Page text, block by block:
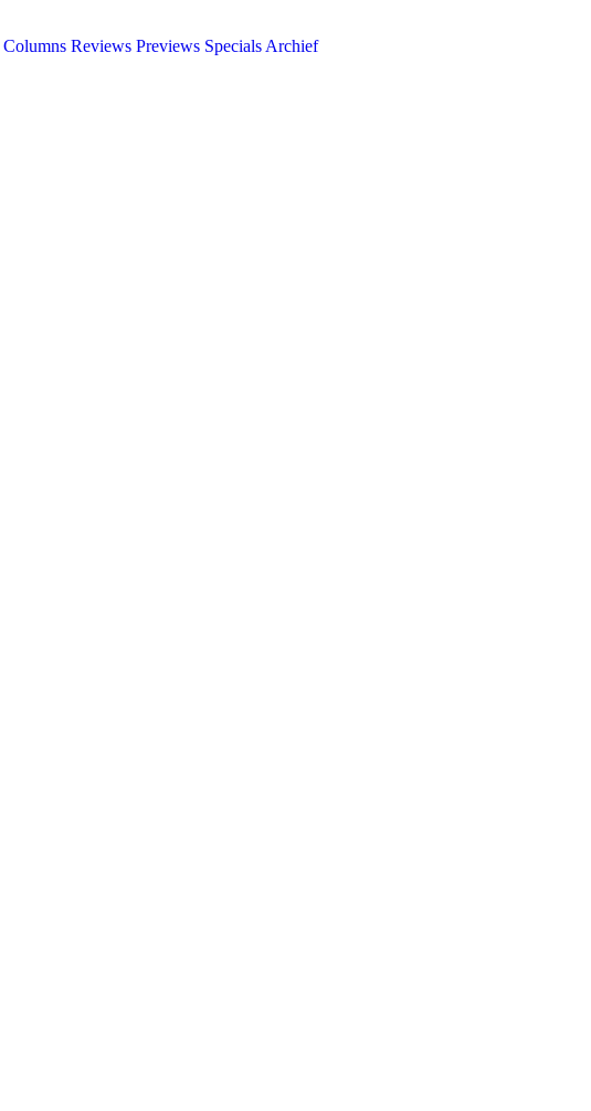
Columns Reviews Previews Specials Archief